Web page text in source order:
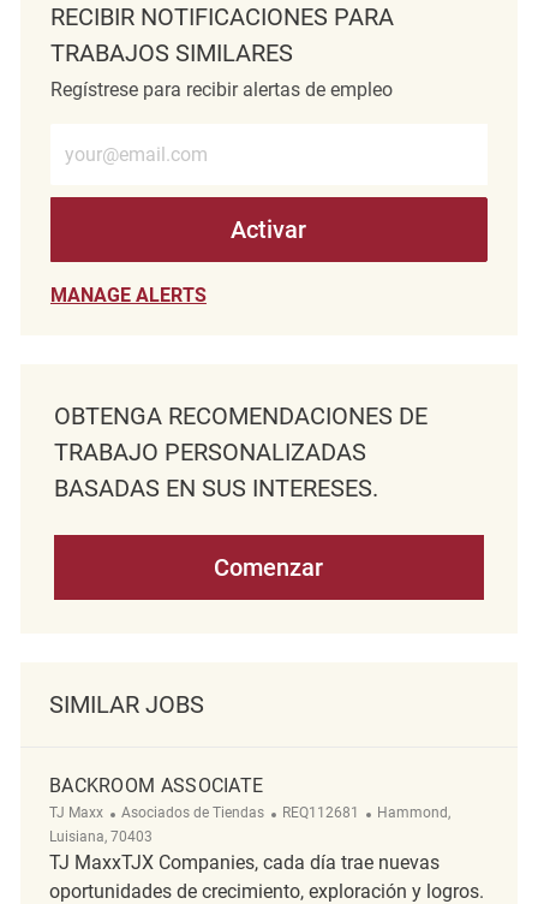
RECIBIR NOTIFICACIONES PARA
TRABAJOS SIMILARES
Regístrese para recibir alertas de empleo
Activar
MANAGE ALERTS
OBTENGA RECOMENDACIONES DE
TRABAJO PERSONALIZADAS
BASADAS EN SUS INTERESES.
Comenzar
SIMILAR JOBS
BACKROOM ASSOCIATE
TJ Maxx Categoría
Asociados de Tiendas ReqId
REQ112681 Ubicación
Hammond,
Luisiana, 70403
TJ MaxxTJX Companies, cada día trae nuevas
oportunidades de crecimiento, exploración y logros.